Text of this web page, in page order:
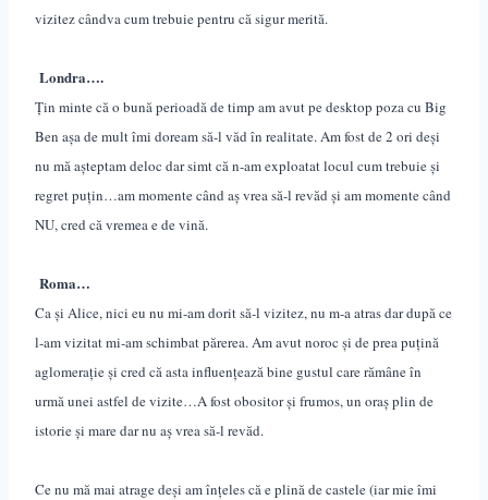
vizitez cândva cum trebuie pentru că sigur merită.
Londra….
Țin minte că o bună perioadă de timp am avut pe desktop poza cu Big
Ben așa de mult îmi doream să-l văd în realitate. Am fost de 2 ori deși
nu mă așteptam deloc dar simt că n-am exploatat locul cum trebuie și
regret puțin…am momente când aș vrea să-l revăd și am momente când
NU, cred că vremea e de vină.
Roma…
Ca și Alice, nici eu nu mi-am dorit să-l vizitez, nu m-a atras dar după ce
l-am vizitat mi-am schimbat părerea. Am avut noroc și de prea puțină
aglomerație și cred că asta influențează bine gustul care rămâne în
urmă unei astfel de vizite…A fost obositor și frumos, un oraș plin de
istorie și mare dar nu aș vrea să-l revăd.
Ce nu mă mai atrage deși am înțeles că e plină de castele (iar mie îmi